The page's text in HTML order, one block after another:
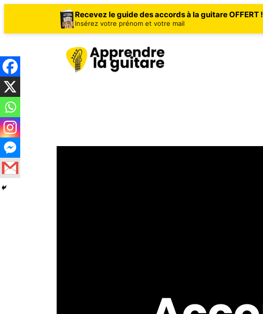
Recevez le guide des accords à la guitare OFFERT !
Insérez votre prénom et votre mail
contenu